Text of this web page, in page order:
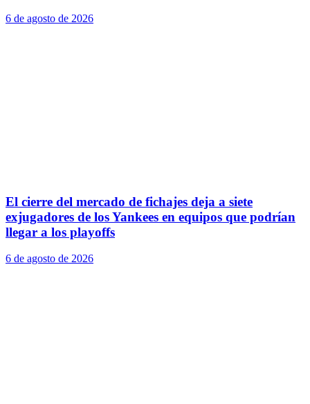
6 de agosto de 2026
El cierre del mercado de fichajes deja a siete
exjugadores de los Yankees en equipos que podrían
llegar a los playoffs
6 de agosto de 2026